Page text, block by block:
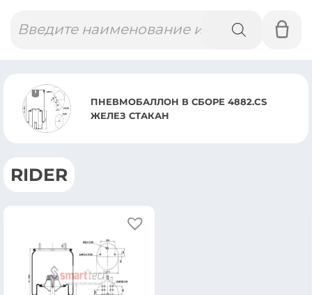
товаров
ПНЕВМОБАЛЛОН В СБОРЕ 4882.CS
ЖЕЛЕЗ СТАКАН
RIDER